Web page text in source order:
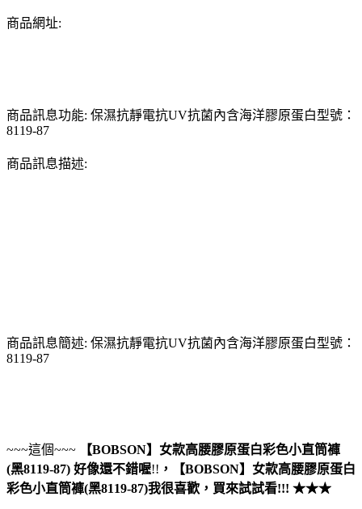
商品網址:
商品訊息功能: 保濕抗靜電抗UV抗菌內含海洋膠原蛋白型號：
8119-87
商品訊息描述:
商品訊息簡述: 保濕抗靜電抗UV抗菌內含海洋膠原蛋白型號：
8119-87
~~~這個~~~
【BOBSON】女款高腰膠原蛋白彩色小直筒褲
(黑8119-87) 好像還不錯喔!! ，
【BOBSON】女款高腰膠原蛋白
彩色小直筒褲(黑8119-87)我很喜歡，買來試試看!!! ★★★